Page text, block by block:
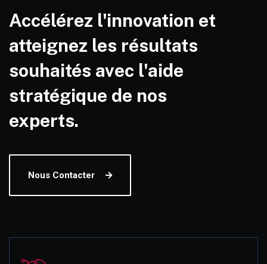
Accélérez l'innovation et
atteignez les résultats
souhaités avec l'aide
stratégique de nos
experts.
Nous Contacter